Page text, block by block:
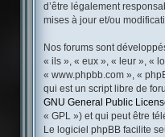
d’être légalement
mises à jour et/ou
Nos forums sont
« ils », « eux », « leur », «
« www.phpbb.com », «
qui est un script libre de
GNU General Public
« GPL ») et qui peut être
Le logiciel phpBB facilite